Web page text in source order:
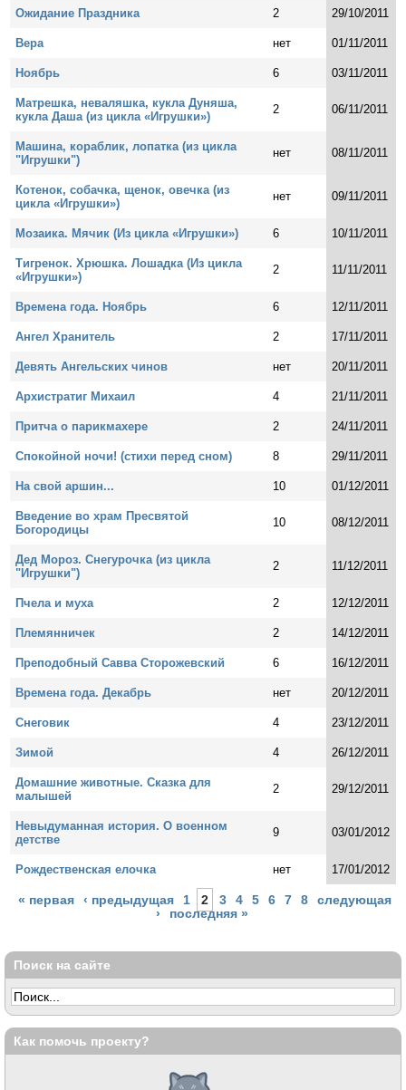
Ожидание Праздника 2 29/10/2011
Вера нет 01/11/2011
Ноябрь 6 03/11/2011
Матрешка, неваляшка, кукла Дуняша,
кукла Даша (из цикла «Игрушки»)
2 06/11/2011
Машина, кораблик, лопатка (из цикла
"Игрушки")
нет 08/11/2011
Котенок, собачка, щенок, овечка (из
цикла «Игрушки»)
нет 09/11/2011
Мозаика. Мячик (Из цикла «Игрушки») 6 10/11/2011
Тигренок. Хрюшка. Лошадка (Из цикла
«Игрушки»)
2 11/11/2011
Времена года. Ноябрь 6 12/11/2011
Ангел Хранитель 2 17/11/2011
Девять Ангельских чинов нет 20/11/2011
Архистратиг Михаил 4 21/11/2011
Притча о парикмахере 2 24/11/2011
Спокойной ночи! (стихи перед сном) 8 29/11/2011
На свой аршин... 10 01/12/2011
Введение во храм Пресвятой
Богородицы
10 08/12/2011
Дед Мороз. Снегурочка (из цикла
"Игрушки")
2 11/12/2011
Пчела и муха 2 12/12/2011
Племянничек 2 14/12/2011
Преподобный Савва Сторожевский 6 16/12/2011
Времена года. Декабрь нет 20/12/2011
Снеговик 4 23/12/2011
Зимой 4 26/12/2011
Домашние животные. Сказка для
малышей
2 29/12/2011
Невыдуманная история. О военном
детстве
9 03/01/2012
Рождественская елочка нет 17/01/2012
Страницы
« первая ‹ предыдущая 1 2 3 4 5 6 7 8
следующая
›
последняя »
Поиск на сайте
Как помочь проекту?